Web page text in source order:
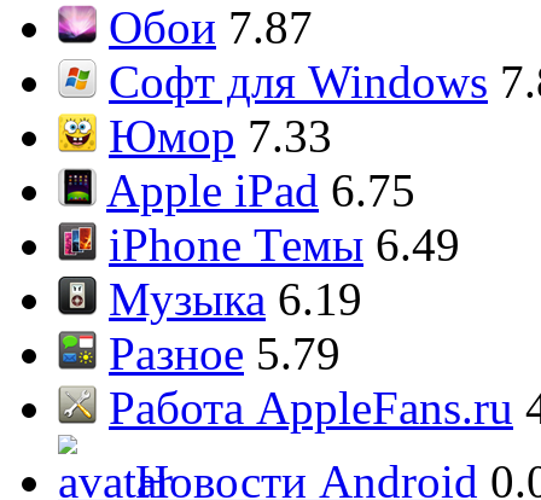
Обои 7.87
Софт для Windows
Юмор 7.33
Apple iPad 6.75
iPhone Темы 6.49
Музыка 6.19
Разное 5.79
Работа AppleFans.ru
Новости Android